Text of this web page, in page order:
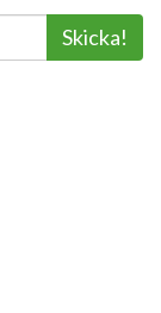
Skicka!